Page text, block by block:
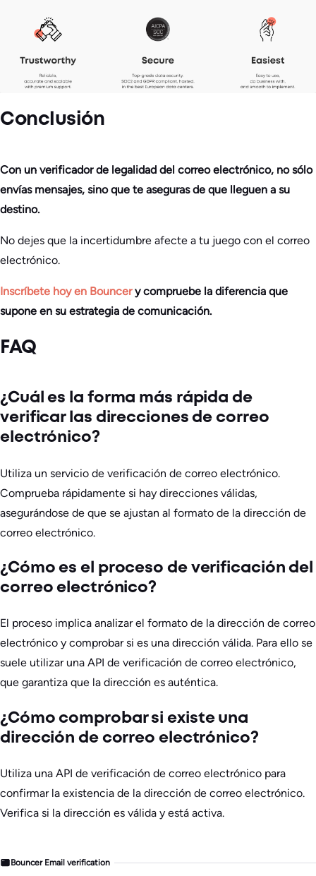
Conclusión
Con un verificador de legalidad del correo electrónico, no sólo
envías mensajes, sino que te aseguras de que lleguen a su
destino.
No dejes que la incertidumbre afecte a tu juego con el correo
electrónico.
Inscríbete hoy en Bouncery compruebe la diferencia que
supone en su estrategia de comunicación.
FAQ
¿Cuál es la forma más rápida de
verificar las direcciones de correo
electrónico?
Utiliza un servicio de verificación de correo electrónico.
Comprueba rápidamente si hay direcciones válidas,
asegurándose de que se ajustan al formato de la dirección de
correo electrónico.
¿Cómo es el proceso de verificación del
correo electrónico?
El proceso implica analizar el formato de la dirección de correo
electrónico y comprobar si es una dirección válida. Para ello se
suele utilizar una API de verificación de correo electrónico,
que garantiza que la dirección es auténtica.
¿Cómo comprobar si existe una
dirección de correo electrónico?
Utiliza una API de verificación de correo electrónico para
confirmar la existencia de la dirección de correo electrónico.
Verifica si la dirección es válida y está activa.
Bouncer Email verification